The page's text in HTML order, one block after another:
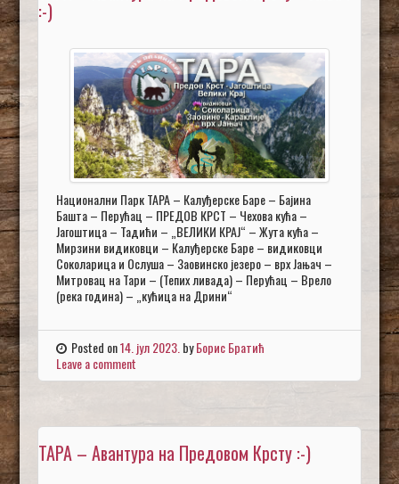
:-)
Национални Парк ТАРА – Калуђерске Баре – Бајина
Башта – Перућац – ПРЕДОВ КРСТ – Чехова кућа –
Јагоштица – Тадићи – „ВЕЛИКИ КРАЈ“ – Жута кућа –
Мирзини видиковци – Калуђерске Баре – видиковци
Соколарица и Ослуша – Заовинско језеро – врх Јањач –
Митровац на Тари – (Тепих ливада) – Перућац – Врело
(река година) – „кућица на Дрини“
Posted on14. јул 2023. byБорис Братић
Leave a comment
ТАРА – Aвантура на Предовом Крсту :-)